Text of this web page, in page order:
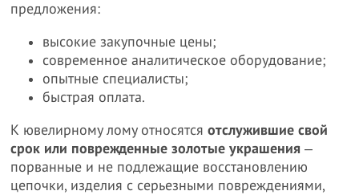
предложения:
высокие закупочные цены;
современное аналитическое оборудование;
опытные специалисты;
быстрая оплата.
К ювелирному лому относятсяотслужившие свой
срок или поврежденные золотые украшения ‒
порванные и не подлежащие восстановлению
цепочки, изделия с серьезными повреждениями,